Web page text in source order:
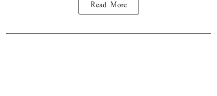
Read More